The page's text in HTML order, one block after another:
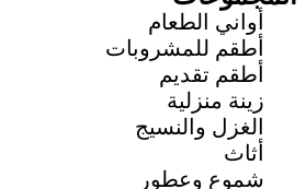
أواني الطعام
أطقم للمشروبات
أطقم تقديم
زينة منزلية
الغزل والنسيج
أثاث
شموع وعطور